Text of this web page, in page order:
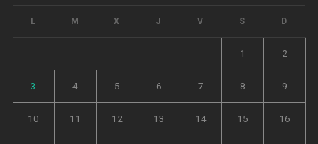
L M X J V S D
1 2
3 4 5 6 7 8 9
10 11 12 13 14 15 16